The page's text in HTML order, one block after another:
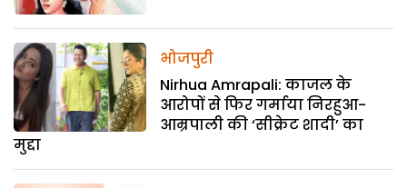
भोजपुरी
Nirhua Amrapali: काजल के
आरोपों से फिर गर्माया निरहुआ-
आम्रपाली की ‘सीक्रेट शादी’ का
मुद्दा